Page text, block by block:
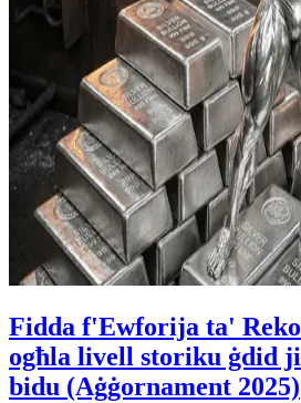
Fidda f'Ewforija ta'
ogħla livell storiku ġdid
bidu (Aġġornament 2025)